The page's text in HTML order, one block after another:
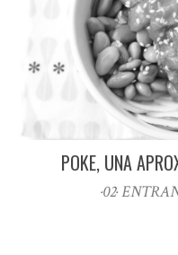
POKE, UNA
·02·